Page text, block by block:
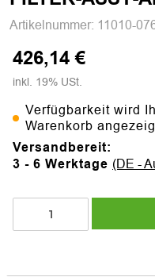
Artikelnummer: 11010-
426,14 €
inkl. 19% USt.
Verfügbarkeit wird
Warenkorb
Versandbereit:
3 - 6 Werktage (DE -